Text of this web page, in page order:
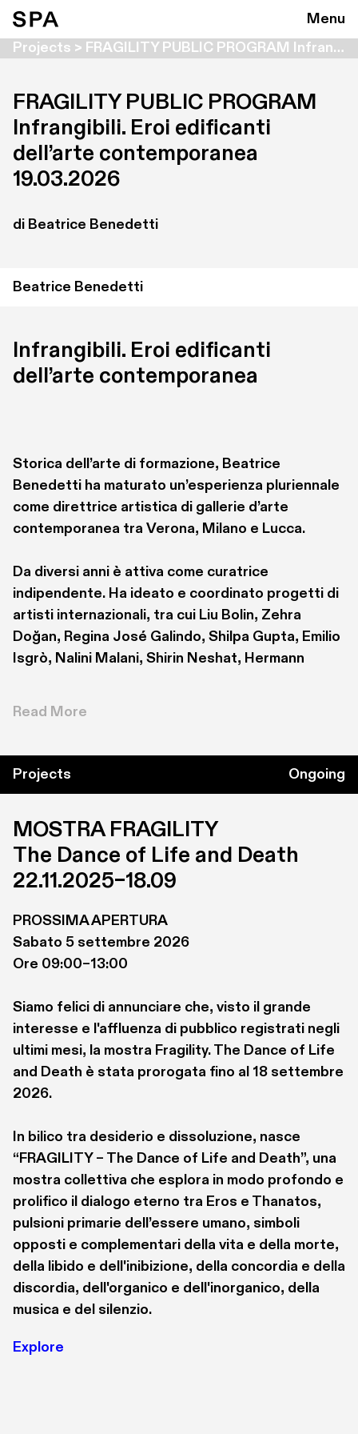
Menu
Projects > FRAGILITY PUBLIC PROGRAM Infrangibili. Eroi edificanti dell’arte contemporanea
FRAGILITY PUBLIC PROGRAM
Infrangibili. Eroi edificanti
dell’arte contemporanea
19.03.2026
di Beatrice Benedetti
Beatrice Benedetti
Infrangibili. Eroi edificanti
dell’arte contemporanea
Storica dell’arte di formazione, Beatrice
Benedetti ha maturato un’esperienza pluriennale
come direttrice artistica di gallerie d’arte
contemporanea tra Verona, Milano e Lucca.
Da diversi anni è attiva come curatrice
indipendente. Ha ideato e coordinato progetti di
artisti internazionali, tra cui Liu Bolin, Zehra
Doğan, Regina José Galindo, Shilpa Gupta, Emilio
Isgrò, Nalini Malani, Shirin Neshat, Hermann
rassegna collettiva con autori provenienti da
insieme alla direttrice Paola Marini; Mauro
Fiorese. Treasure Rooms (2019) alla GAM-
Galleria d’Arte Moderna e Contemporanea
responsabile delle collezioni Patrizia Nuzzo
(catalogo Franco Cosimo Panini Editore); Liu
Bolin. The Invisible Man (2018) a Palacio de
(2019), al Palazzo Ducale di Mantova, con il
direttore Peter Assmann (catalogo PubliPaolini);
Liu Bolin. Visibile/Invisible (2019) al MUDEC-
Museo delle Culture di Milano (catalogo 24Ore
Cultura); la collettiva BLAST. Estetiche della
all’Ex Palazzo delle Poste di Verona, con Jessica
Bianchera e Marta Ferretti; Silvia Inselvini. Il
crepuscolo degli uomini (2023) al Muzeul de Artă
di Cluj-Napoca in Romania; Piero Dorazio. Colore
d’Oriente (2023) alla galleria Artep di Verona.
Dal 28 marzo all’8 giugno 2025 ha curato la più
ampia mostra antologica in Italia dell’artista
iraniana Shirin Neshat, dal titolo Body of
Contemporanea di Milano, insieme al curatore
Read More
Projects Ongoing
MOSTRA FRAGILITY
The Dance of Life and Death
22.11.2025–18.09
PROSSIMA APERTURA
Sabato 5 settembre 2026
Ore 09:00–13:00
Siamo felici di annunciare che, visto il grande
interesse e l'affluenza di pubblico registrati negli
ultimi mesi, la mostra Fragility. The Dance of Life
and Death è stata prorogata fino al 18 settembre
2026.
In bilico tra desiderio e dissoluzione, nasce
“FRAGILITY – The Dance of Life and Death”, una
mostra collettiva che esplora in modo profondo e
prolifico il dialogo eterno tra Eros e Thanatos,
pulsioni primarie dell’essere umano, simboli
opposti e complementari della vita e della morte,
della libido e dell'inibizione, della concordia e della
discordia, dell'organico e dell'inorganico, della
musica e del silenzio.
Explore